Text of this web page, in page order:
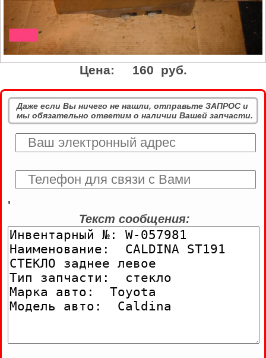
Цена: 160 руб.
Даже если Вы ничего не нашли, отправьте ЗАПРОС и
мы обязательно ответим о наличии Вашей запчасти.
'
Текст сообщения: